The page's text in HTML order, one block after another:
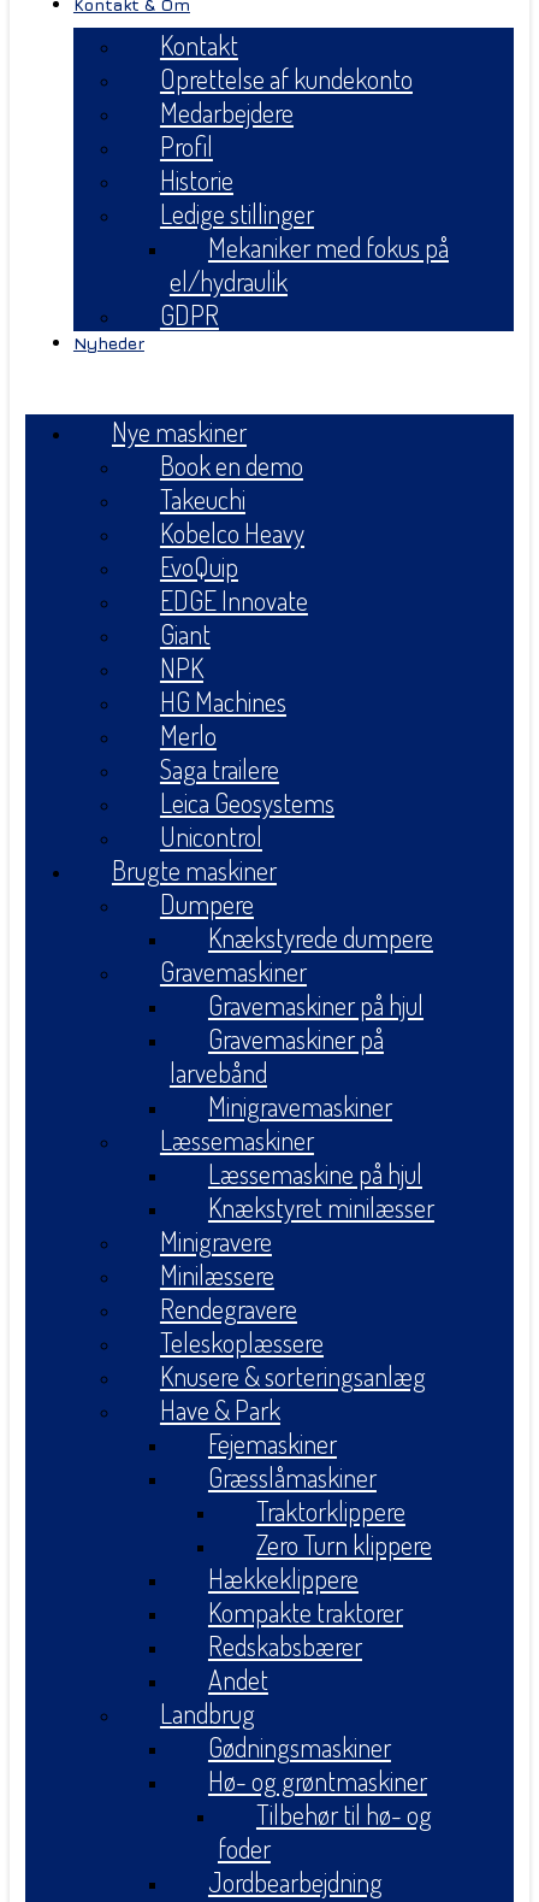
Kontakt & Om
Kontakt
Oprettelse af kundekonto
Medarbejdere
Profil
Historie
Ledige stillinger
Mekaniker med fokus på
el/hydraulik
GDPR
Nyheder
Nye maskiner
Book en demo
Takeuchi
Kobelco Heavy
EvoQuip
EDGE Innovate
Giant
NPK
HG Machines
Merlo
Saga trailere
Leica Geosystems
Unicontrol
Brugte maskiner
Dumpere
Knækstyrede dumpere
Gravemaskiner
Gravemaskiner på hjul
Gravemaskiner på
larvebånd
Minigravemaskiner
Læssemaskiner
Læssemaskine på hjul
Knækstyret minilæsser
Minigravere
Minilæssere
Rendegravere
Teleskoplæssere
Knusere & sorteringsanlæg
Have & Park
Fejemaskiner
Græsslåmaskiner
Traktorklippere
Zero Turn klippere
Hækkeklippere
Kompakte traktorer
Redskabsbærer
Andet
Landbrug
Gødningsmaskiner
Hø- og grøntmaskiner
Tilbehør til hø- og
foder
Jordbearbejdning